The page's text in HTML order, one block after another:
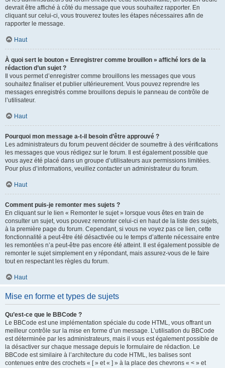
devrait être affiché à côté du message que vous souhaitez rapporter. En
cliquant sur celui-ci, vous trouverez toutes les étapes nécessaires afin de
rapporter le message.
Haut
À quoi sert le bouton « Enregistrer comme brouillon » affiché lors de la
rédaction d’un sujet ?
Il vous permet d’enregistrer comme brouillons les messages que vous
souhaitez finaliser et publier ultérieurement. Vous pouvez reprendre les
messages enregistrés comme brouillons depuis le panneau de contrôle de
l’utilisateur.
Haut
Pourquoi mon message a-t-il besoin d’être approuvé ?
Les administrateurs du forum peuvent décider de soumettre à des vérifications
les messages que vous rédigez sur le forum. Il est également possible que
vous ayez été placé dans un groupe d’utilisateurs aux permissions limitées.
Pour plus d’informations, veuillez contacter un administrateur du forum.
Haut
Comment puis-je remonter mes sujets ?
En cliquant sur le lien « Remonter le sujet » lorsque vous êtes en train de
consulter un sujet, vous pouvez remonter celui-ci en haut de la liste des sujets,
à la première page du forum. Cependant, si vous ne voyez pas ce lien, cette
fonctionnalité a peut-être été désactivée ou le temps d’attente nécessaire entre
les remontées n’a peut-être pas encore été atteint. Il est également possible de
remonter le sujet simplement en y répondant, mais assurez-vous de le faire
tout en respectant les règles du forum.
Haut
Mise en forme et types de sujets
Qu’est-ce que le BBCode ?
Le BBCode est une implémentation spéciale du code HTML, vous offrant un
meilleur contrôle sur la mise en forme d’un message. L’utilisation du BBCode
est déterminée par les administrateurs, mais il vous est également possible de
la désactiver sur chaque message depuis le formulaire de rédaction. Le
BBCode est similaire à l’architecture du code HTML, les balises sont
contenues entre des crochets « [ » et « ] » à la place des chevrons « < » et